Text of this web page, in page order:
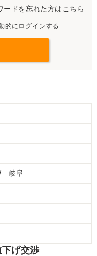
ードを忘れた方はこちら
的にログインする
岐阜
げ交渉